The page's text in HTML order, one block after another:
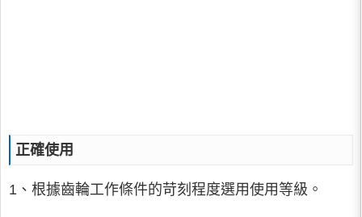
正確使用
1、根據齒輪工作條件的苛刻程度選用使用等級。